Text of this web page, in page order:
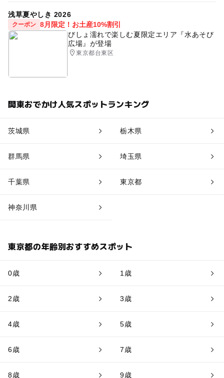
浅草夏やしき 2026
クーポン 8月限定！お土産10%割引
びしょ濡れで楽しむ夏限定エリア『水あそび
広場』が登場
東京都台東区
関東おでかけ人気スポットランキング
茨城県 栃木県
群馬県 埼玉県
千葉県 東京都
神奈川県
東京都の年齢別おすすめスポット
0歳 1歳
2歳 3歳
4歳 5歳
6歳 7歳
8歳 9歳